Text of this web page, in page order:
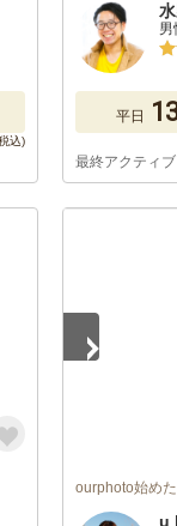
平日
最終アクティ
ourphoto始め
u